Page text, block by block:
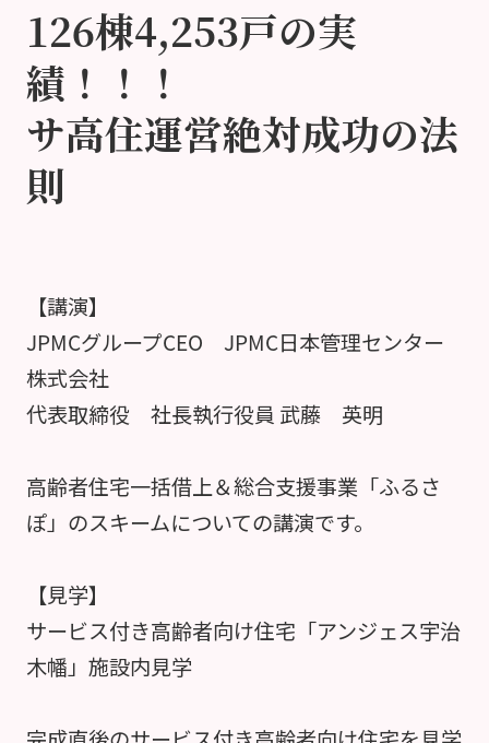
126棟4,253戸の実
績！！！
サ高住運営絶対成功の法
則
【講演】
JPMCグループCEO JPMC日本管理センター
株式会社
代表取締役 社長執行役員 武藤 英明
高齢者住宅一括借上＆総合支援事業「ふるさ
ぽ」のスキームについての講演です。
【見学】
サービス付き高齢者向け住宅「アンジェス宇治
木幡」施設内見学